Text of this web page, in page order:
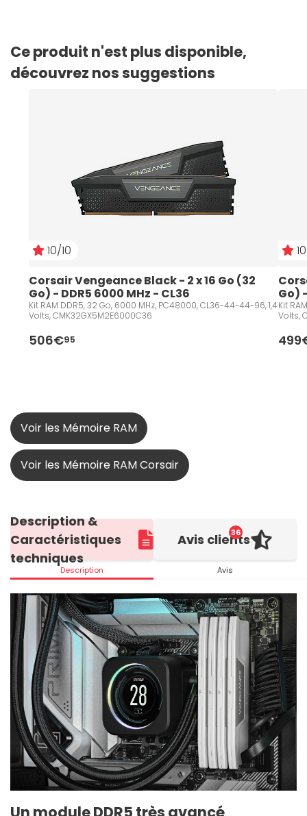
Ce produit n'est plus disponible,
découvrez nos suggestions
10/10
Corsair Vengeance Black - 2 x 16 Go (32
Go) - DDR5 6000 MHz - CL36
Kit RAM DDR5, 32 Go, 6000 MHz, PC48000, CL36-44-44-96, 1,4
Volts, CMK32GX5M2E6000C36
506€95
Go)
Kit
Volts,
Voir les Mémoire RAM
Voir les Mémoire RAM Corsair
Description &
Caractéristiques
techniques
Description
36
Avis clients
Avis